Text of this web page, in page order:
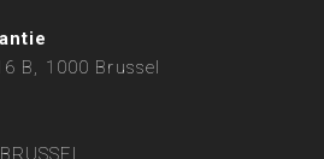
B, 1000 Brussel